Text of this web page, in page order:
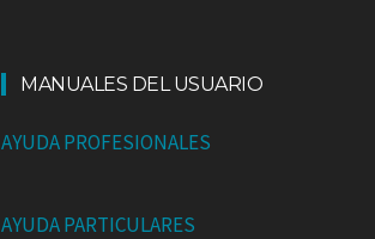
MANUALES DEL USUARIO
AYUDA PROFESIONALES
AYUDA PARTICULARES